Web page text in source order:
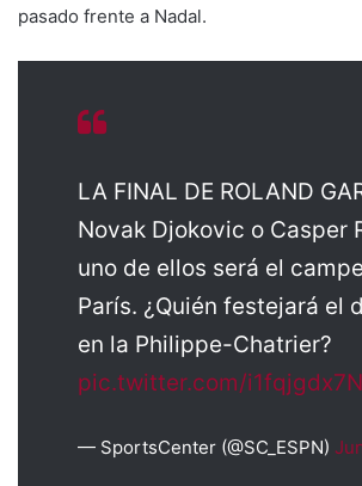
pasado frente a Nadal.
LA FINAL DE ROLAND
Novak Djokovic o Casper
uno de ellos será el
París. ¿Quién festejará el
en la Philippe-Chatrier?
pic.twitter.com/i1fqjgdx7N
— SportsCenter (@SC_ESPN)